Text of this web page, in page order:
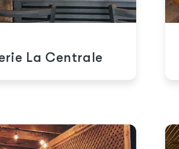
La Centrale